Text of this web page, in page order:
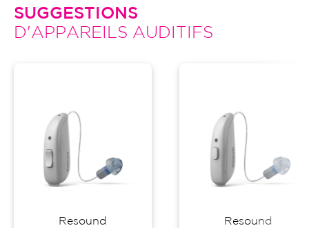
SUGGESTIONS
D'APPAREILS AUDITIFS
Resound
Resound